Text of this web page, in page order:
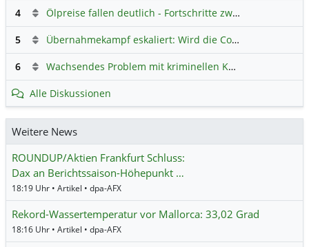
4 Ölpreise fallen deutlich - Fortschritte zwischen USA und Iran belasten
5 Übernahmekampf eskaliert: Wird die Commerzbank italienisch?
6 Wachsendes Problem mit kriminellen Kunden im Online-Handel
Alle Diskussionen
Weitere News
ROUNDUP/Aktien Frankfurt Schluss:
Dax an Berichtssaison-Höhepunkt …
18:19 Uhr • Artikel • dpa-AFX
Rekord-Wassertemperatur vor Mallorca: 33,02 Grad
18:16 Uhr • Artikel • dpa-AFX